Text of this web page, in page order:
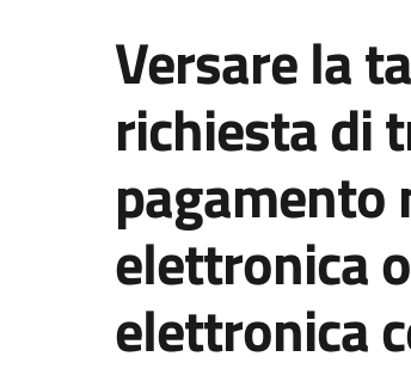
Versare la
richiesta di
pagamento
elettronica
elettronica